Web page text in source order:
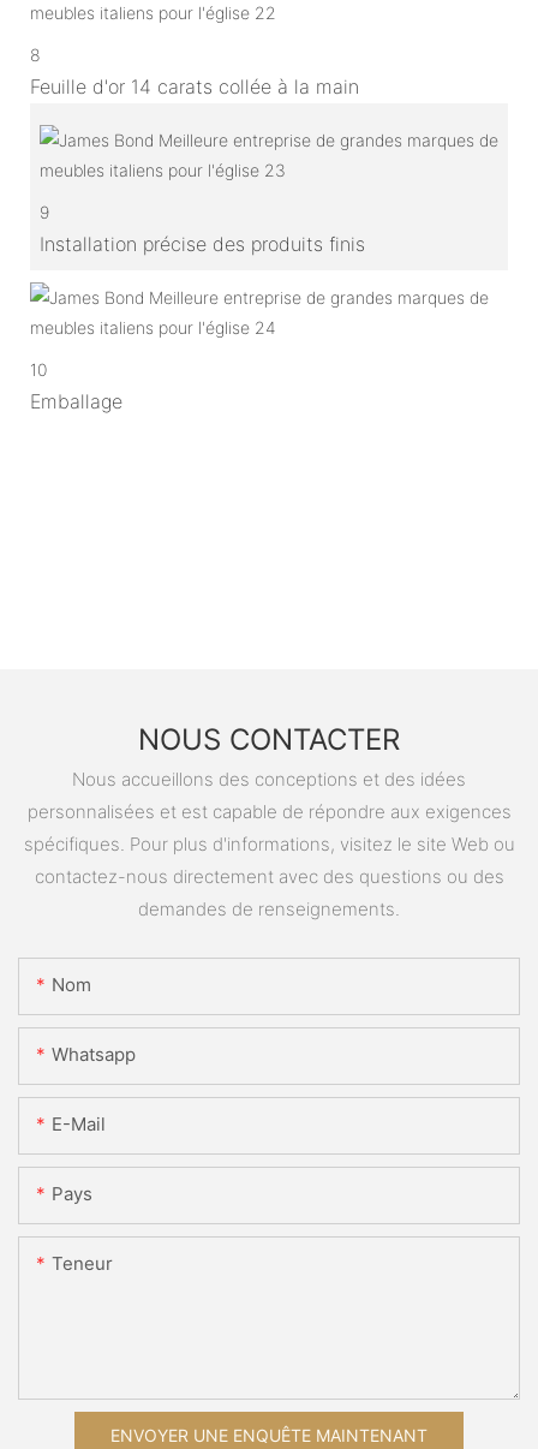
8
Feuille d'or 14 carats collée à la main
9
Installation précise des produits finis
10
Emballage
NOUS CONTACTER
Nous accueillons des conceptions et des idées
personnalisées et est capable de répondre aux exigences
spécifiques. Pour plus d'informations, visitez le site Web ou
contactez-nous directement avec des questions ou des
demandes de renseignements.
Nom
Whatsapp
E-Mail
Pays
Teneur
ENVOYER UNE ENQUÊTE MAINTENANT